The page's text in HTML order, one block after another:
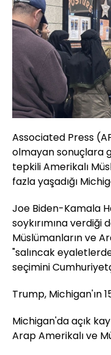
Associated Press
olmayan sonuçlara
tepkili Amerikalı
fazla yaşadığı
Joe Biden-Kamala
soykırımına verdiği
Müslümanların ve
"salıncak
seçimini
Trump, Michigan'ın
Michigan'da açık
Arap Amerikalı ve